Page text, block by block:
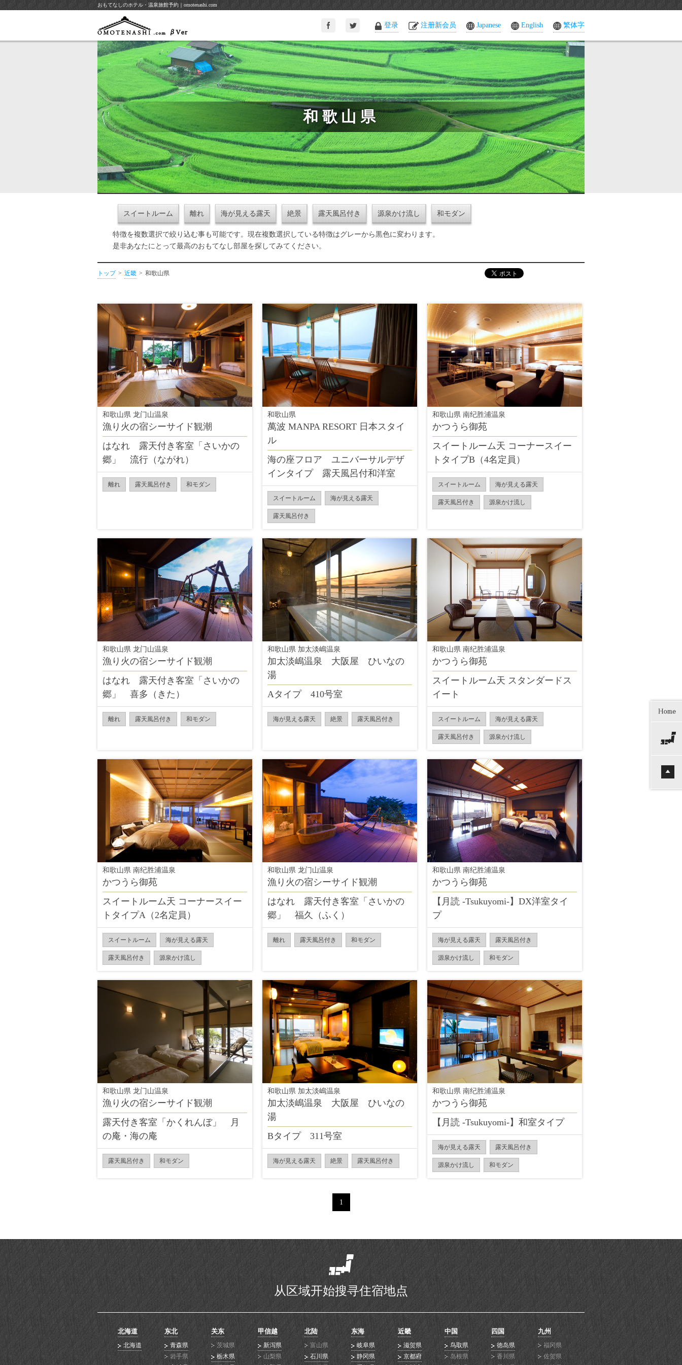
おもてなしのホテル・温泉旅館予約｜omotenashi.com
登录 注册新会员 Japanese English 繁体字
和歌山県
スイートルーム 離れ 海が見える露天 絶景 露天風呂付き 源泉かけ流し 和モダン
特徴を複数選択で絞り込む事も可能です。現在複数選択している特徴はグレーから黒色に変わります。
是非あなたにとって最高のおもてなし部屋を探してみてください。
トップ 近畿 和歌山県
和歌山県 龙门山温泉
漁り火の宿シーサイド観潮
はなれ 露天付き客室「さいかの
郷」 流行（ながれ）
離れ 露天風呂付き 和モダン
和歌山県
萬波 MANPA RESORT 日本スタイ
ル
海の座フロア ユニバーサルデザ
インタイプ 露天風呂付和洋室
スイートルーム 海が見える露天
露天風呂付き
和歌山県 南纪胜浦温泉
かつうら御苑
スイートルーム天 コーナースイー
トタイプB（4名定員）
スイートルーム 海が見える露天
露天風呂付き 源泉かけ流し
和歌山県 龙门山温泉
漁り火の宿シーサイド観潮
はなれ 露天付き客室「さいかの
郷」 喜多（きた）
離れ 露天風呂付き 和モダン
和歌山県 加太淡嶋温泉
加太淡嶋温泉 大阪屋 ひいなの
湯
Aタイプ 410号室
海が見える露天 絶景 露天風呂付き
和歌山県 南纪胜浦温泉
かつうら御苑
スイートルーム天 スタンダードス
イート
スイートルーム 海が見える露天
露天風呂付き 源泉かけ流し
和歌山県 南纪胜浦温泉
かつうら御苑
スイートルーム天 コーナースイー
トタイプA（2名定員）
スイートルーム 海が見える露天
露天風呂付き 源泉かけ流し
和歌山県 龙门山温泉
漁り火の宿シーサイド観潮
はなれ 露天付き客室「さいかの
郷」 福久（ふく）
離れ 露天風呂付き 和モダン
和歌山県 南纪胜浦温泉
かつうら御苑
【月読 -Tsukuyomi-】DX洋室タイ
プ
海が見える露天 露天風呂付き
源泉かけ流し 和モダン
和歌山県 龙门山温泉
漁り火の宿シーサイド観潮
露天付き客室「かくれんぼ」 月
の庵・海の庵
露天風呂付き 和モダン
和歌山県 加太淡嶋温泉
加太淡嶋温泉 大阪屋 ひいなの
湯
Bタイプ 311号室
海が見える露天 絶景 露天風呂付き
和歌山県 南纪胜浦温泉
かつうら御苑
【月読 -Tsukuyomi-】和室タイプ
海が見える露天 露天風呂付き
源泉かけ流し 和モダン
1
从区域开始搜寻住宿地点
北海道
北海道
东北
青森県
岩手県
关东
茨城県
栃木県
甲信越
新泻県
山梨県
北陆
富山県
石川県
东海
岐阜県
静冈県
近畿
滋贺県
京都府
中国
鸟取県
岛根県
四国
徳岛県
香川県
九州
福冈県
佐贺県